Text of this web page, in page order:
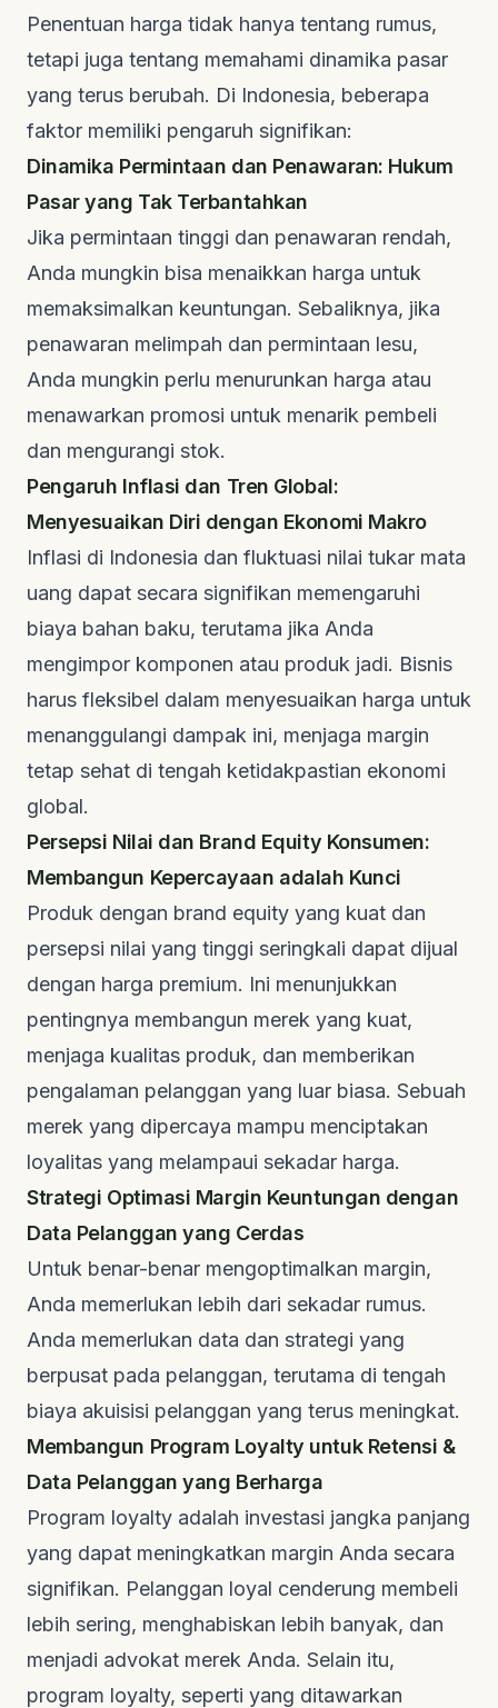
Penentuan harga tidak hanya tentang rumus,
tetapi juga tentang memahami dinamika pasar
yang terus berubah. Di Indonesia, beberapa
faktor memiliki pengaruh signifikan:
Dinamika Permintaan dan Penawaran: Hukum
Pasar yang Tak Terbantahkan
Jika permintaan tinggi dan penawaran rendah,
Anda mungkin bisa menaikkan harga untuk
memaksimalkan keuntungan. Sebaliknya, jika
penawaran melimpah dan permintaan lesu,
Anda mungkin perlu menurunkan harga atau
menawarkan promosi untuk menarik pembeli
dan mengurangi stok.
Pengaruh Inflasi dan Tren Global:
Menyesuaikan Diri dengan Ekonomi Makro
Inflasi di Indonesia dan fluktuasi nilai tukar mata
uang dapat secara signifikan memengaruhi
biaya bahan baku, terutama jika Anda
mengimpor komponen atau produk jadi. Bisnis
harus fleksibel dalam menyesuaikan harga untuk
menanggulangi dampak ini, menjaga margin
tetap sehat di tengah ketidakpastian ekonomi
global.
Persepsi Nilai dan Brand Equity Konsumen:
Membangun Kepercayaan adalah Kunci
Produk dengan brand equity yang kuat dan
persepsi nilai yang tinggi seringkali dapat dijual
dengan harga premium. Ini menunjukkan
pentingnya membangun merek yang kuat,
menjaga kualitas produk, dan memberikan
pengalaman pelanggan yang luar biasa. Sebuah
merek yang dipercaya mampu menciptakan
loyalitas yang melampaui sekadar harga.
Strategi Optimasi Margin Keuntungan dengan
Data Pelanggan yang Cerdas
Untuk benar-benar mengoptimalkan margin,
Anda memerlukan lebih dari sekadar rumus.
Anda memerlukan data dan strategi yang
berpusat pada pelanggan, terutama di tengah
biaya akuisisi pelanggan yang terus meningkat.
Membangun Program Loyalty untuk Retensi &
Data Pelanggan yang Berharga
Program loyalty adalah investasi jangka panjang
yang dapat meningkatkan margin Anda secara
signifikan. Pelanggan loyal cenderung membeli
lebih sering, menghabiskan lebih banyak, dan
menjadi advokat merek Anda. Selain itu,
program loyalty, seperti yang ditawarkan